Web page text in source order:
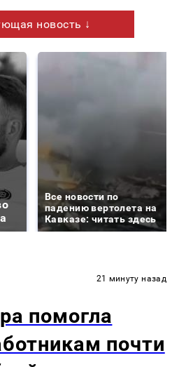
новость ↓
Все новости по
падению вертолета на
Кавказе: читать здесь
21 минуту назад
помогла
почти